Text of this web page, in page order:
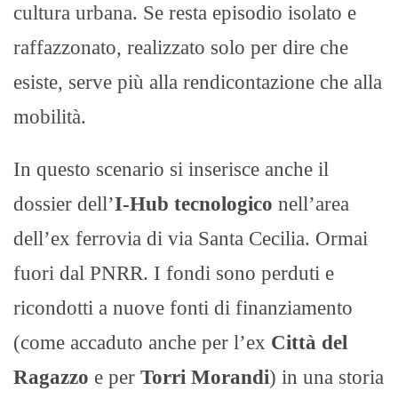
cultura urbana. Se resta episodio isolato e
raffazzonato, realizzato solo per dire che
esiste, serve più alla rendicontazione che alla
mobilità.
In questo scenario si inserisce anche il
dossier dell’I-Hub tecnologico nell’area
dell’ex ferrovia di via Santa Cecilia. Ormai
fuori dal PNRR. I fondi sono perduti e
ricondotti a nuove fonti di finanziamento
(come accaduto anche per l’ex Città del
Ragazzo e per Torri Morandi) in una storia